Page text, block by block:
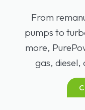
From
pumps to
more,
gas,